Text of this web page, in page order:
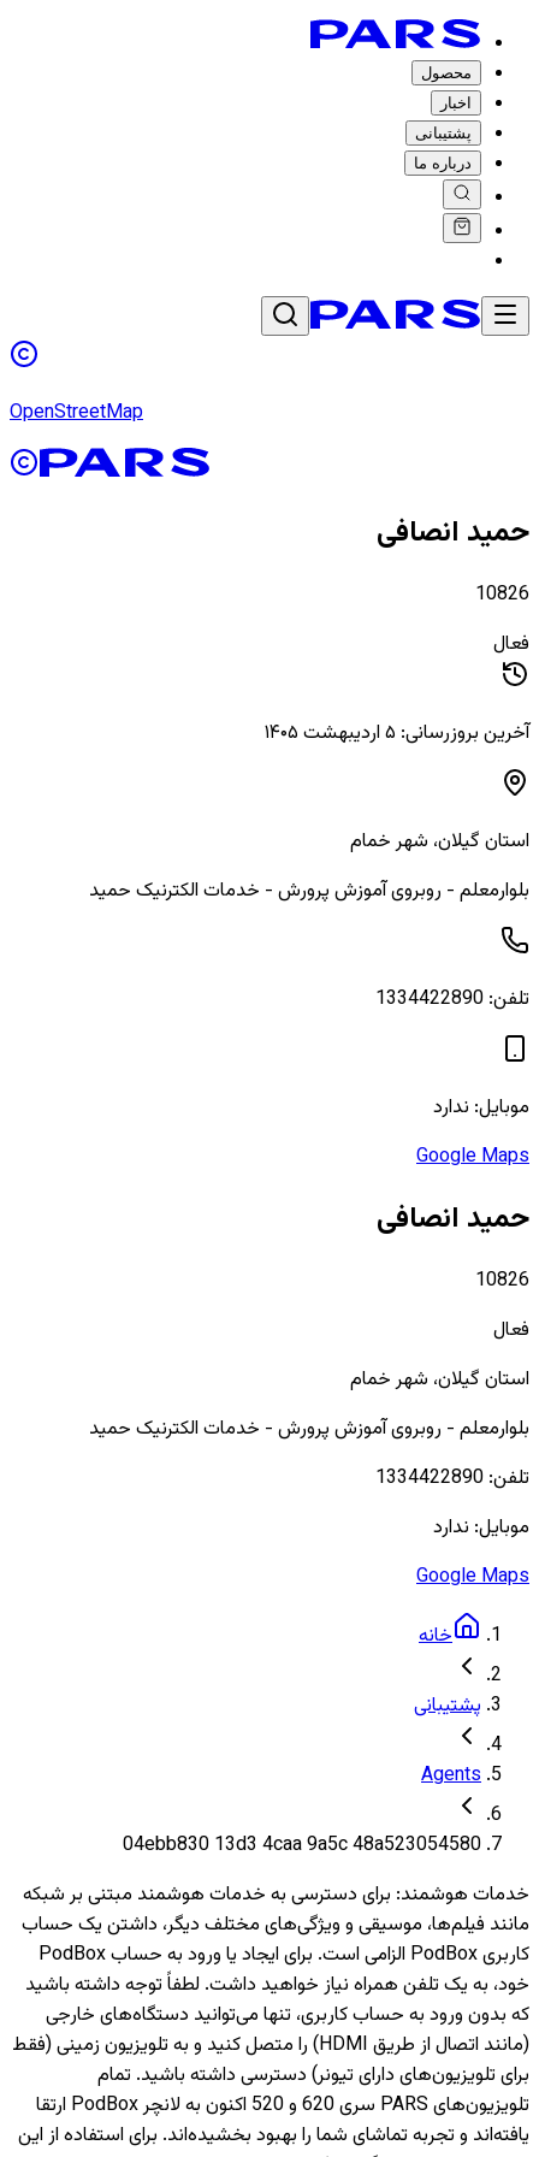
محصول
اخبار
پشتیبانی
درباره ما
OpenStreetMap
حمید انصافی
10826
فعال
آخرین بروزرسانی: ۵ اردیبهشت ۱۴۰۵
استان گیلان، شهرخمام
بلوارمعلم - روبروی آموزش پرورش - خدمات الکترنیک حمید
تلفن: 1334422890
موبایل: ندارد
Google Maps
حمید انصافی
10826
فعال
استان گیلان، شهرخمام
بلوارمعلم - روبروی آموزش پرورش - خدمات الکترنیک حمید
تلفن: 1334422890
موبایل: ندارد
Google Maps
خانه
پشتیبانی
Agents
04ebb830 13d3 4caa 9a5c 48a523054580
خدمات هوشمند: برای دسترسی به خدمات هوشمند مبتنی بر شبکه
مانند فیلم‌ها، موسیقی و ویژگی‌های مختلف دیگر، داشتن یک حساب
کاربری PodBox الزامی است. برای ایجاد یا ورود به حساب PodBox
خود، به یک تلفن همراه نیاز خواهید داشت. لطفاً توجه داشته باشید
که بدون ورود به حساب کاربری، تنها می‌توانید دستگاه‌های خارجی
(مانند اتصال از طریق HDMI) را متصل کنید و به تلویزیون‌ زمینی (فقط
برای تلویزیون‌های دارای تیونر) دسترسی داشته باشید. تمام
تلویزیون‌های PARS سری 620 و 520 اکنون به لانچر PodBox ارتقا
یافته‌اند و تجربه تماشای شما را بهبود بخشیده‌اند. برای استفاده از این